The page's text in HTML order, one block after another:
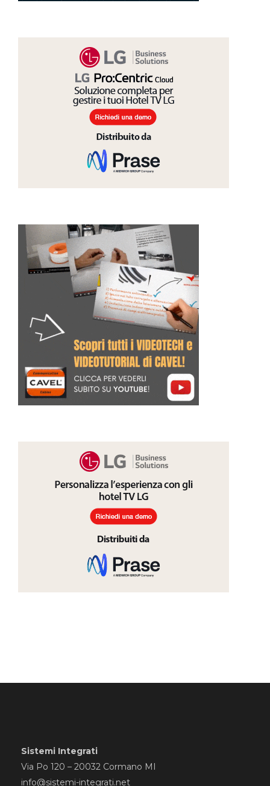
Sistemi Integrati
Via Po 120 – 20032 Cormano MI
info@sistemi-integrati.net